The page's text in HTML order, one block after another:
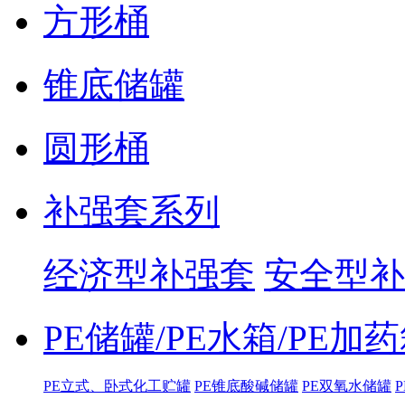
方形桶
锥底储罐
圆形桶
补强套系列
经济型补强套 安全型
PE储罐/PE水箱/PE加
PE立式、卧式化工贮罐 PE锥底酸碱储罐 PE双氧水储罐